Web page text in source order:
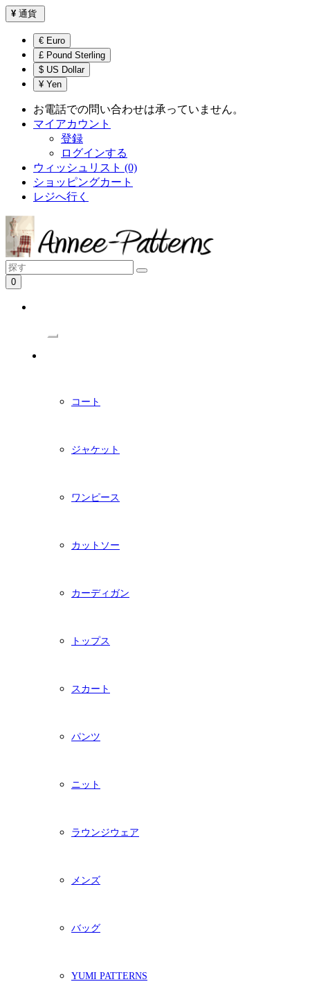
¥ 通貨
€ Euro
£ Pound Sterling
$ US Dollar
¥ Yen
お電話での問い合わせは承っていません。
マイアカウント
登録
ログインする
ウィッシュリスト (0)
ショッピングカート
レジへ行く
0
コート
ジャケット
ワンピース
カットソー
カーディガン
トップス
スカート
パンツ
ニット
ラウンジウェア
メンズ
バッグ
YUMI PATTERNS